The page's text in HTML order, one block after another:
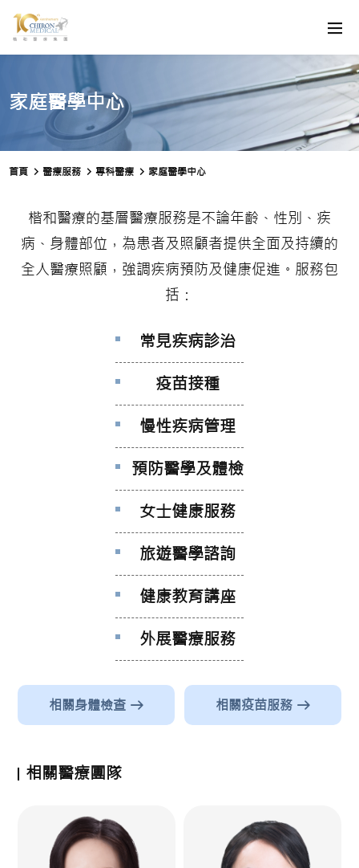
家庭醫學中心
首頁 醫療服務 專科醫療 家庭醫學中心
楷和醫療的基層醫療服務是不論年齡、性別、疾
病、身體部位，為患者及照顧者提供全面及持續的
全人醫療照顧，強調疾病預防及健康促進。服務包
括：
常見疾病診治
疫苗接種
慢性疾病管理
預防醫學及體檢
女士健康服務
旅遊醫學諮詢
健康教育講座
外展醫療服務
相關身體檢查 相關疫苗服務
相關醫療團隊